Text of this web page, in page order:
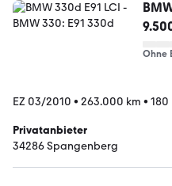
Ohne
EZ 03/2010 • 263.000 km • 180
Privatanbieter
34286 Spangenberg